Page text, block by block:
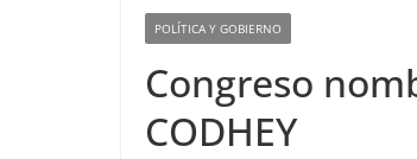
POLÍTICA Y GOBIERNO
Congreso
CODHEY